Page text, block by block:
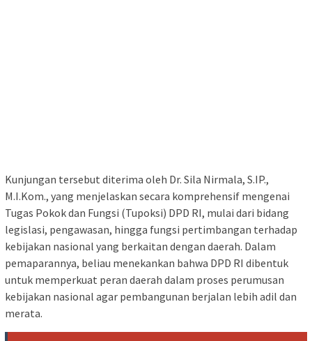
Kunjungan tersebut diterima oleh Dr. Sila Nirmala, S.IP.,
M.I.Kom., yang menjelaskan secara komprehensif mengenai
Tugas Pokok dan Fungsi (Tupoksi) DPD RI, mulai dari bidang
legislasi, pengawasan, hingga fungsi pertimbangan terhadap
kebijakan nasional yang berkaitan dengan daerah. Dalam
pemaparannya, beliau menekankan bahwa DPD RI dibentuk
untuk memperkuat peran daerah dalam proses perumusan
kebijakan nasional agar pembangunan berjalan lebih adil dan
merata.